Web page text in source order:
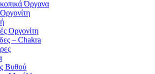
Όργανα
Οργονίτη
– Chakra
Βυθού